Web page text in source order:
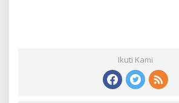
Ikuti Kami